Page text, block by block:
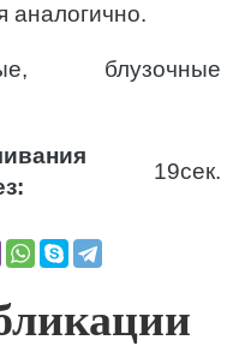
аналогично.
блузочные
18сек.